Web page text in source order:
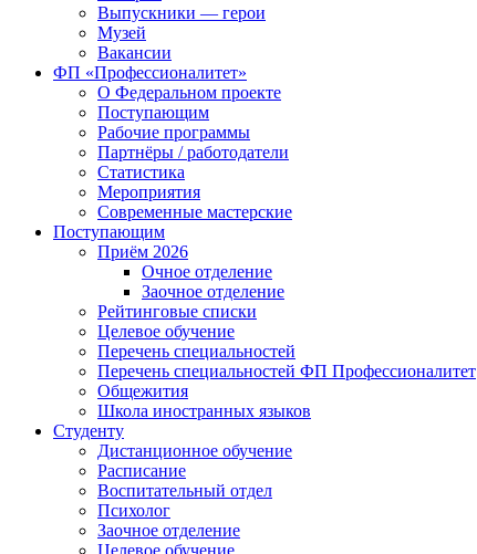
Выпускники — герои
Музей
Вакансии
ФП «Профессионалитет»
О Федеральном проекте
Поступающим
Рабочие программы
Партнёры / работодатели
Статистика
Мероприятия
Современные мастерские
Поступающим
Приём 2026
Очное отделение
Заочное отделение
Рейтинговые списки
Целевое обучение
Перечень специальностей
Перечень специальностей ФП Профессионалитет
Общежития
Школа иностранных языков
Студенту
Дистанционное обучение
Расписание
Воспитательный отдел
Психолог
Заочное отделение
Целевое обучение